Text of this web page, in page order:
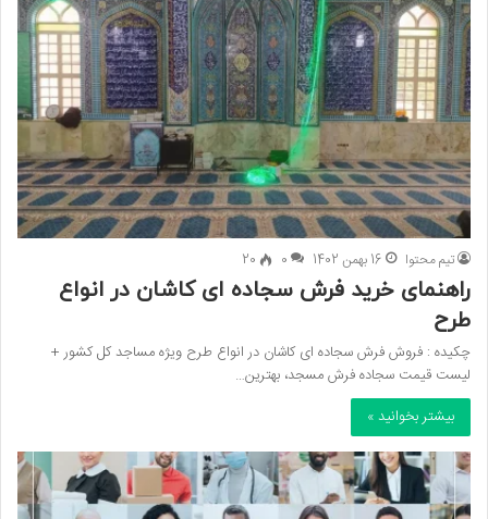
تیم محتوا 16 بهمن 1402 0
20
راهنمای خرید فرش سجاده ای کاشان در انواع
طرح
چکیده : فروش فرش سجاده ای کاشان در انواع طرح ویژه مساجد کل کشور +
لیست قیمت سجاده فرش مسجد، بهترین…
بیشتر بخوانید »